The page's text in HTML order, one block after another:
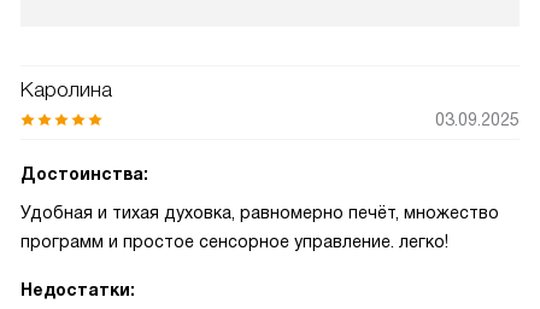
Каролина
03.09.2025
Достоинства:
Удобная и тихая духовка, равномерно печёт, множество
программ и простое сенсорное управление. легко!
Недостатки: